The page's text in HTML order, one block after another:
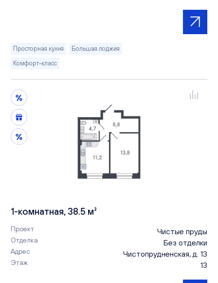
Просторная кухня
Большая лоджия
Комфорт-класс
1-комнатная, 38.5 м²
Проект Чистые пруды
Отделка Без отделки
Адрес Чистопрудненская, д. 13
Этаж 13